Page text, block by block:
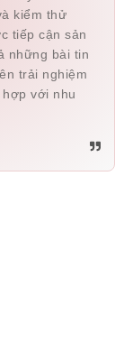
kiểm thử
tiếp cận sản
những bài tin
trải nghiệm
với nhu